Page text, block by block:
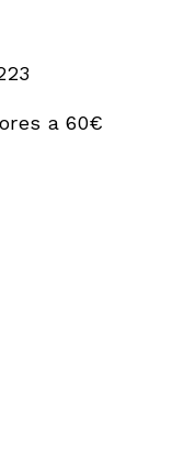
a 60€